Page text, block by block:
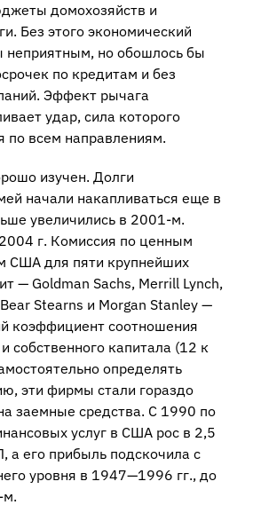
домохозяйств и
Без этого экономический
неприятным, но обошлось бы
по кредитам и без
Эффект рычага
удар, сила которого
по всем направлениям.
изучен. Долги
начали накапливаться еще в
увеличились в 2001-м.
г. Комиссия по ценным
США для пяти крупнейших
— Goldman Sachs, Merrill Lynch,
Stearns и Morgan Stanley —
коэффициент соотношения
собственного капитала (12 к
определять
эти фирмы стали гораздо
заемные средства. С 1990 по
услуг в США рос в 2,5
а его прибыль подскочила с
уровня в 1947—1996 гг., до
м.